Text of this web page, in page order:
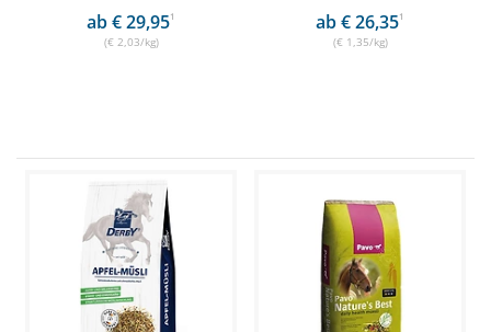
ab € 29,951
(€ 2,03/kg)
ab € 26,351
(€ 1,35/kg)